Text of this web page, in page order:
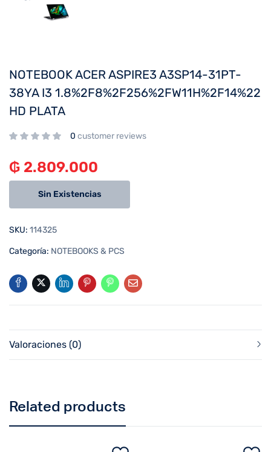
NOTEBOOK ACER ASPIRE3 A3SP14-31PT-
38YA I3 1.8%2F8%2F256%2FW11H%2F14%22
HD PLATA
0 customer reviews
₲ 2.809.000
Sin Existencias
SKU: 114325
Categoría: NOTEBOOKS & PCS
Valoraciones (0)
Related products